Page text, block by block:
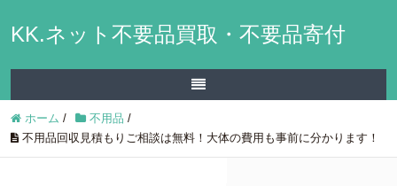
KK.ネット不要品買取・不要品寄付
ホーム / 不用品 /
不用品回収見積もりご相談は無料！大体の費用も事前に分かります！